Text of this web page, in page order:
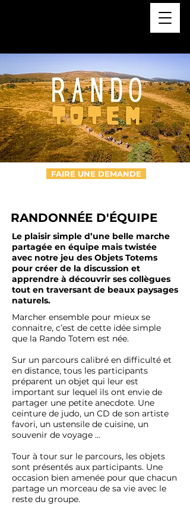
FAIRE UNE DEMANDE
RANDONNÉE D'ÉQUIPE
Le plaisir simple d’une belle marche
partagée en équipe mais twistée
avec notre jeu des Objets Totems
pour créer de la discussion et
apprendre à découvrir ses collègues
tout en traversant de beaux paysages
naturels.
Marcher ensemble pour mieux se
connaitre, c’est de cette idée simple
que la Rando Totem est née.
Sur un parcours calibré en difficulté et
en distance, tous les participants
préparent un objet qui leur est
important sur lequel ils ont envie de
partager une petite anecdote. Une
ceinture de judo, un CD de son artiste
favori, un ustensile de cuisine, un
souvenir de voyage ...
Tour à tour sur le parcours, les objets
sont présentés aux participants. Une
occasion bien amenée pour que chacun
partage un morceau de sa vie avec le
reste du groupe.